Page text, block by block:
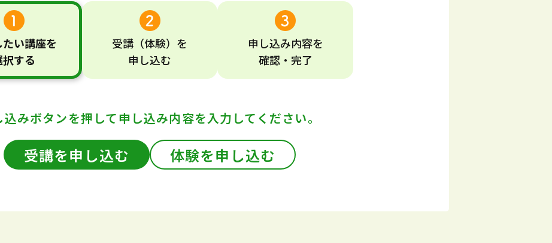
たい講座を
択する
受講 （体験） を
申し込む
申し込み内容を
確認・完了
込みボタンを押して申し込み内容を入力してください。
受講を申し込む 体験を申し込む